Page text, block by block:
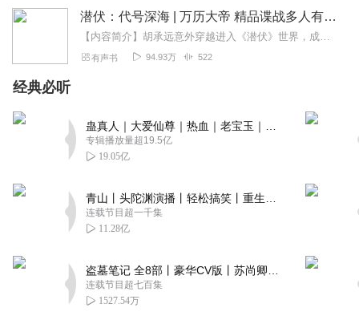
潜伏：代号深海 | 万历大帝 精品谍战多人有声剧
【内容简介】胡承远意外穿越进入《潜伏》世界，成为反派陆桥山，陷入李涯设计的死局。他凭借对剧情的了解与智慧破局自保，想要暗中保护余则成，帮助红党迎接最终胜利。没想...
有声书 94.93万 522
经典必听
专辑播放量超19.5亿
19.05亿
连载节目超一千集
11.28亿
连载节目超七百集
1527.54万